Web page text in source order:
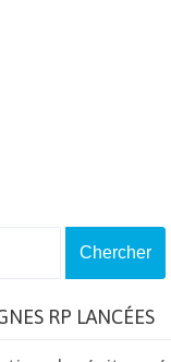
RP LANCÉES